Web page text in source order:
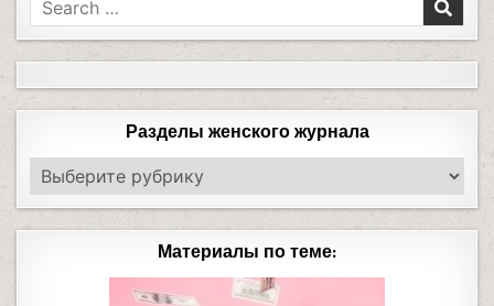
Разделы женского журнала
Материалы по теме: